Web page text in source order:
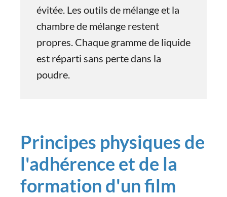
évitée. Les outils de mélange et la
chambre de mélange restent
propres. Chaque gramme de liquide
est réparti sans perte dans la
poudre.
Principes physiques de
l'adhérence et de la
formation d'un film